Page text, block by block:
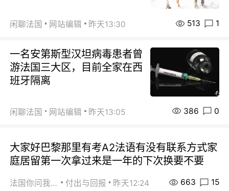
闲聊法国 网站编辑 昨天13:30 513 1
一名安第斯型汉坦病毒患者曾
游法国三大区，目前全家在西
班牙隔离
闲聊法国 网站编辑 昨天13:05 386 0
大家好巴黎那里有考A2法语有没有联系方式家
庭居留第一次拿过来是一年的下次换要不要
法国你问我答 付出与回报 昨天12:24 663 15